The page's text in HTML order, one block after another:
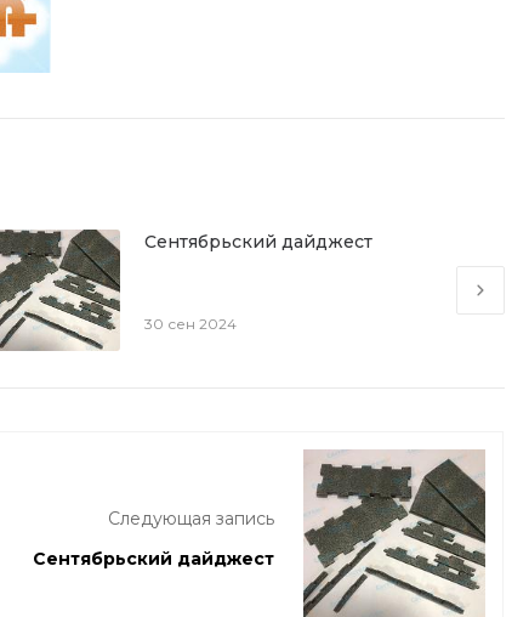
Сентябрьский дайджест
30 сен 2024
Следующая запись
Сентябрьский дайджест